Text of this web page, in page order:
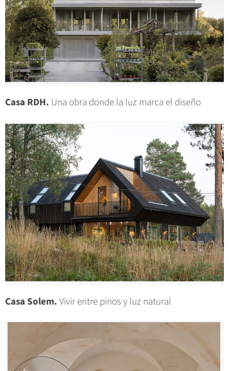
Casa RDH. Una obra donde la luz marca el diseño
Casa Solem.Vivir entre pinos y luz natural